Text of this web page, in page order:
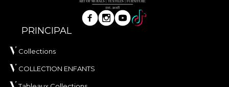
PRINCIPAL
Collections
COLLECTION ENFANTS